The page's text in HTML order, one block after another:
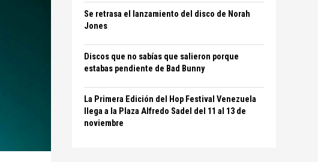
Se retrasa el lanzamiento del disco de Norah
Jones
Discos que no sabías que salieron porque
estabas pendiente de Bad Bunny
La Primera Edición del Hop Festival Venezuela
llega a la Plaza Alfredo Sadel del 11 al 13 de
noviembre